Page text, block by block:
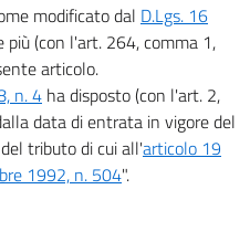
modificato dal D.Lgs. 16
più (con l'art. 264, comma 1,
articolo.
n. 4 ha disposto (con l'art. 2,
data di entrata in vigore del
tributo di cui all'articolo 19
1992, n. 504".